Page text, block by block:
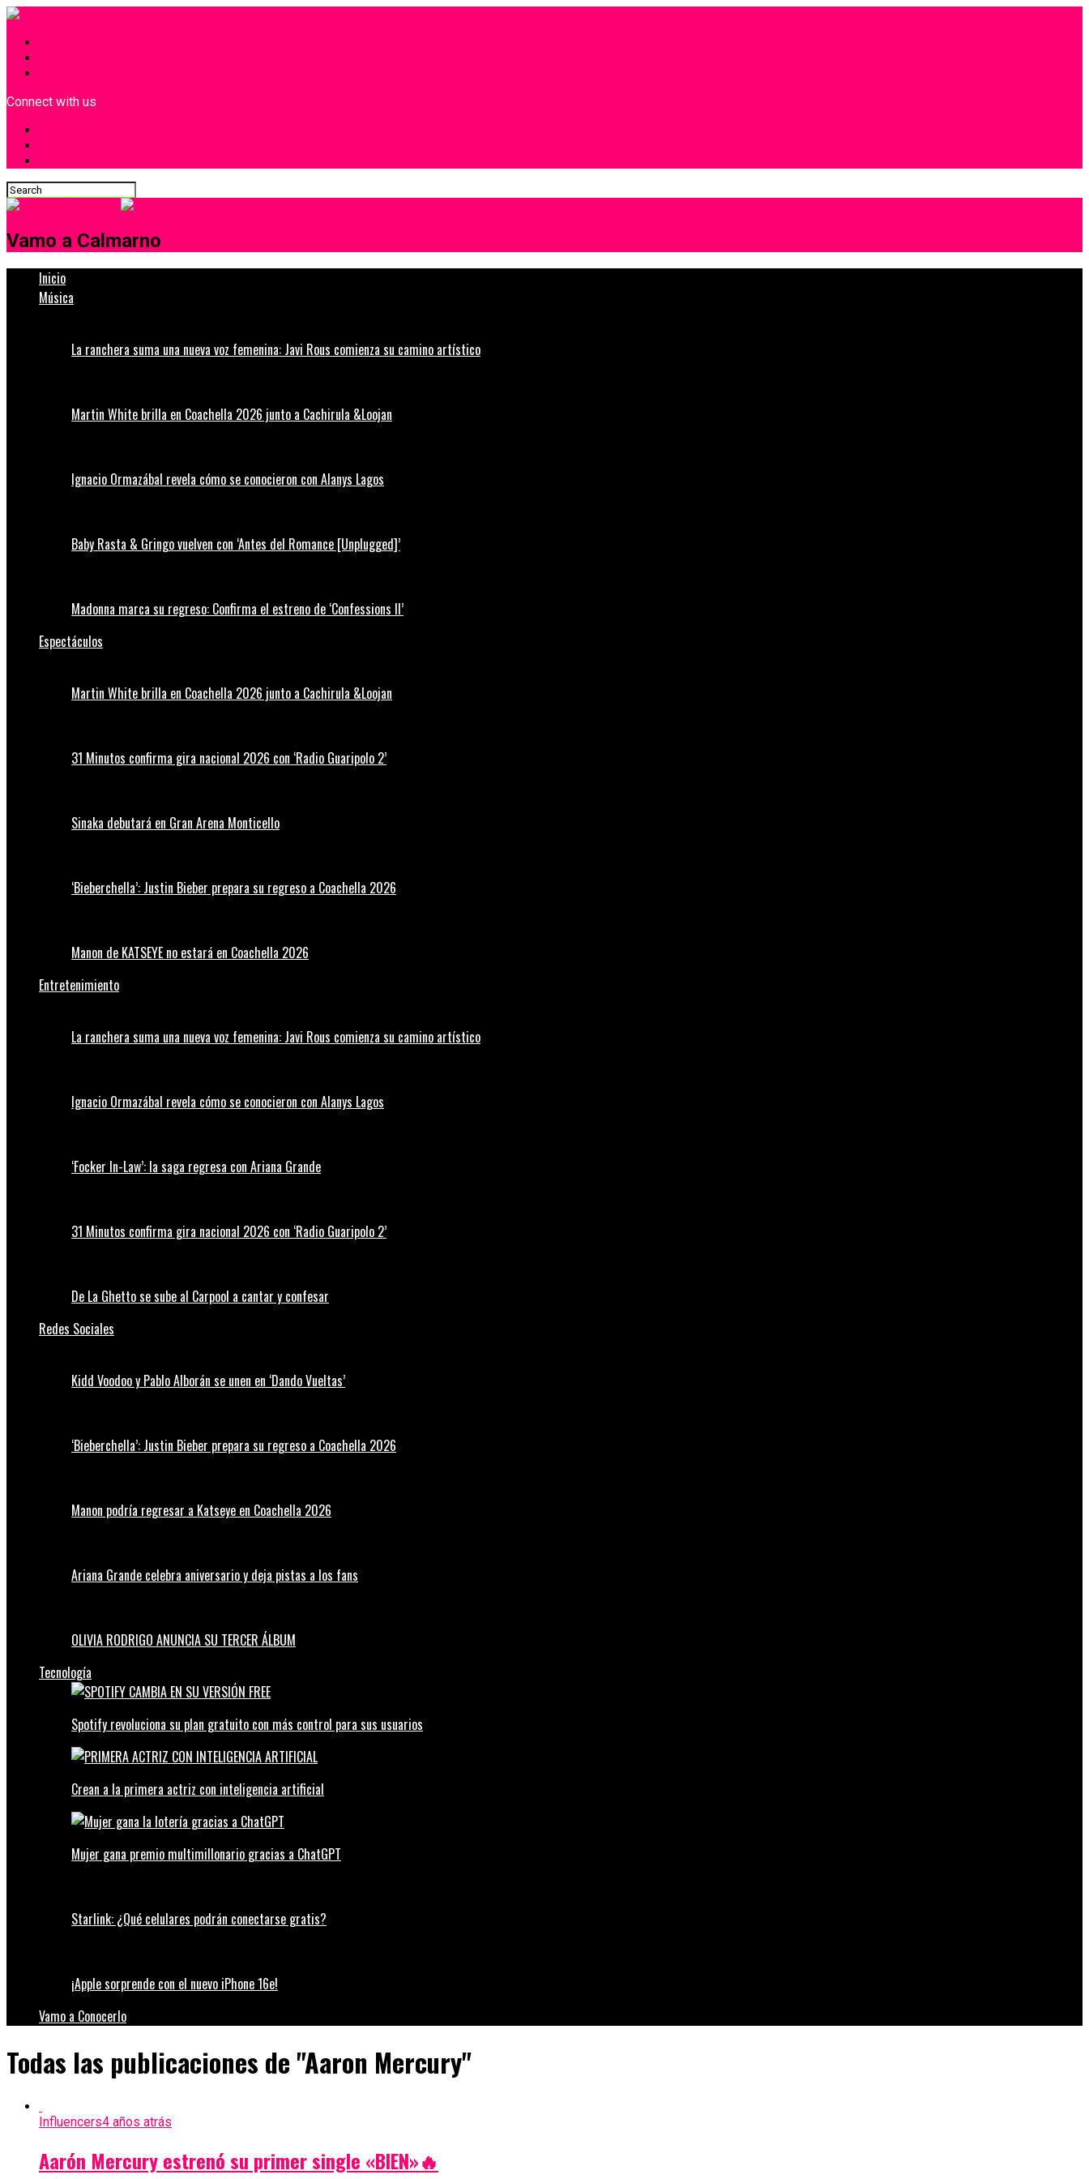
Connect with us
Vamo a Calmarno
Inicio
Música
La ranchera suma una nueva voz femenina: Javi Rous comienza su camino artístico
Martin White brilla en Coachella 2026 junto a Cachirula &Loojan
Ignacio Ormazábal revela cómo se conocieron con Alanys Lagos
Baby Rasta & Gringo vuelven con ‘Antes del Romance [Unplugged]’
Madonna marca su regreso: Confirma el estreno de ‘Confessions II’
Espectáculos
Martin White brilla en Coachella 2026 junto a Cachirula &Loojan
31 Minutos confirma gira nacional 2026 con ‘Radio Guaripolo 2’
Sinaka debutará en Gran Arena Monticello
‘Bieberchella’: Justin Bieber prepara su regreso a Coachella 2026
Manon de KATSEYE no estará en Coachella 2026
Entretenimiento
La ranchera suma una nueva voz femenina: Javi Rous comienza su camino artístico
Ignacio Ormazábal revela cómo se conocieron con Alanys Lagos
‘Focker In-Law’: la saga regresa con Ariana Grande
31 Minutos confirma gira nacional 2026 con ‘Radio Guaripolo 2’
De La Ghetto se sube al Carpool a cantar y confesar
Redes Sociales
Kidd Voodoo y Pablo Alborán se unen en ‘Dando Vueltas’
‘Bieberchella’: Justin Bieber prepara su regreso a Coachella 2026
Manon podría regresar a Katseye en Coachella 2026
Ariana Grande celebra aniversario y deja pistas a los fans
OLIVIA RODRIGO ANUNCIA SU TERCER ÁLBUM
Tecnología
Spotify revoluciona su plan gratuito con más control para sus usuarios
Crean a la primera actriz con inteligencia artificial
Mujer gana premio multimillonario gracias a ChatGPT
Starlink: ¿Qué celulares podrán conectarse gratis?
¡Apple sorprende con el nuevo iPhone 16e!
Vamo a Conocerlo
Todas las publicaciones de "Aaron Mercury"
Influencers4 años atrás
Aarón Mercury estrenó su primer single «BIEN»🔥